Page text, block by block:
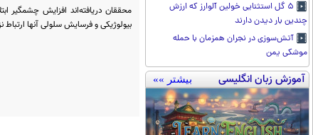
۵ گل استثنایی خولین آلوارز که ارزش
چندین بار دیدن دارند
آتش‌سوزی در نجران همزمان با حمله
موشکی یمن
آموزش زبان انگلیسی بیشتر »»
محققان دریافته‌اند افزایش چشمگیر
بیولوژیکی و فرسایش سلولی آنها ارتباط